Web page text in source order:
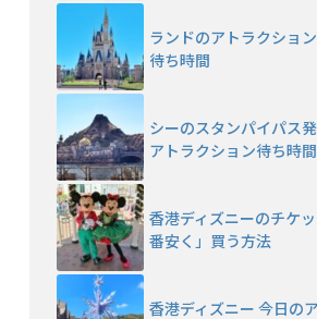
ランドのアトラクショ
待ち時間
シーのスタンパイパス
アトラクション待ち時間
香港ディズニーのチケ
番安く」買う方法
香港ディズニー 今日の